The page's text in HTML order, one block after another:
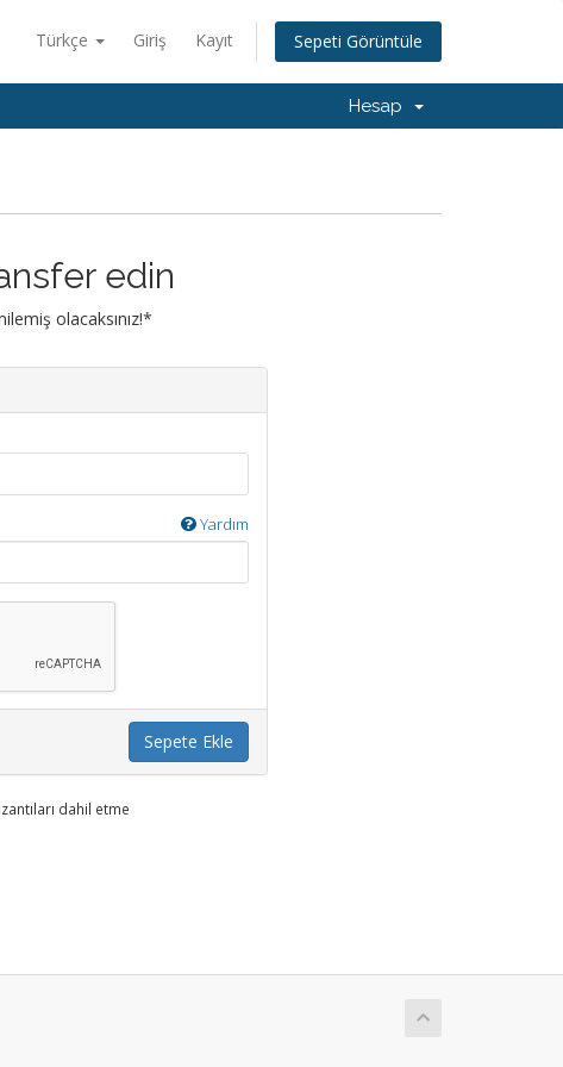
Türkçe Giriş Kayıt Sepeti Görüntüle
Hesap
edin
olacaksınız!*
Yardım
Sepete Ekle
dahil etme